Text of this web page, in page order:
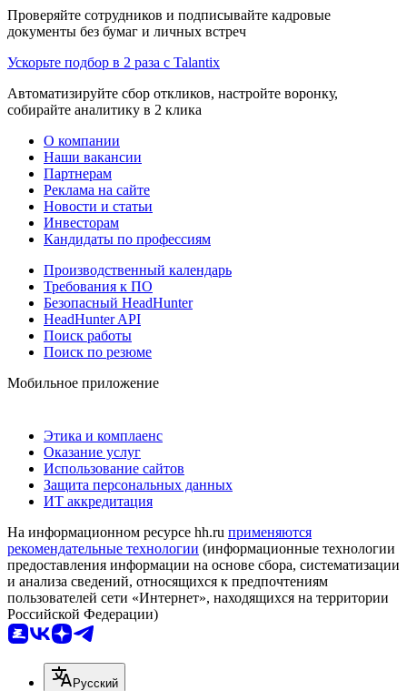
Проверяйте сотрудников и подписывайте кадровые
документы без бумаг и личных встреч
Ускорьте подбор в 2 раза с Talantix
Автоматизируйте сбор откликов, настройте воронку,
собирайте аналитику в 2 клика
О компании
Наши вакансии
Партнерам
Реклама на сайте
Новости и статьи
Инвесторам
Кандидаты по профессиям
Производственный календарь
Требования к ПО
Безопасный HeadHunter
HeadHunter API
Поиск работы
Поиск по резюме
Мобильное приложение
Этика и комплаенс
Оказание услуг
Использование сайтов
Защита персональных данных
ИТ аккредитация
На информационном ресурсе hh.ru применяются
рекомендательные технологии (информационные технологии
предоставления информации на основе сбора, систематизации
и анализа сведений, относящихся к предпочтениям
пользователей сети «Интернет», находящихся на территории
Российской Федерации)
Русский